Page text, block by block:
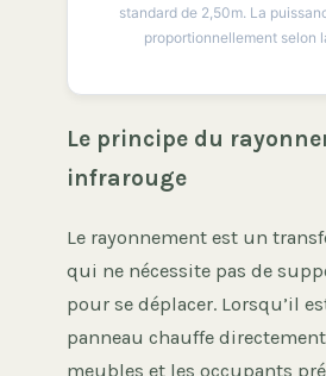
standard de 2,50m. La
proportionnellement selon
Le principe du
infrarouge
Le rayonnement est un
qui ne nécessite pas de
pour se déplacer. Lorsqu’il
panneau chauffe
meubles et les occupants